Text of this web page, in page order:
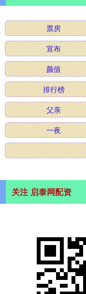
票房
宣布
颜值
排行榜
父亲
一夜
关注 启泰网配资